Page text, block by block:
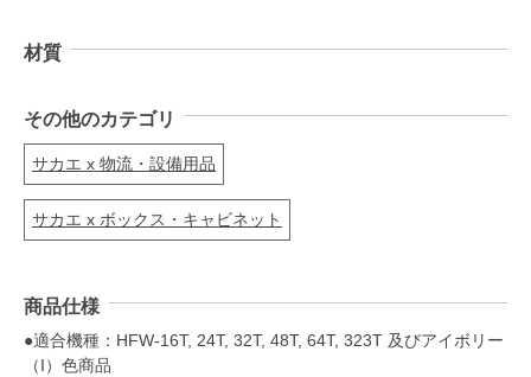
材質
その他のカテゴリ
サカエ x 物流・設備用品
サカエ x ボックス・キャビネット
商品仕様
●適合機種：HFW-16T, 24T, 32T, 48T, 64T, 323T 及びアイボリー
（I）色商品